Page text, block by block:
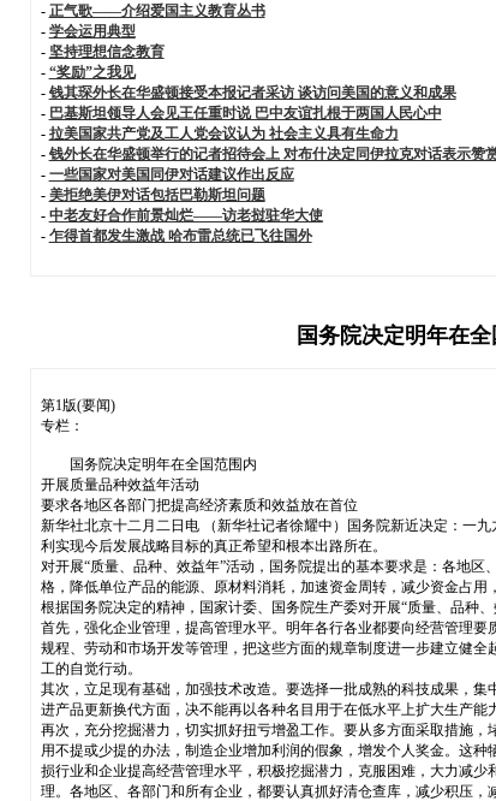
- 正气歌——介绍爱国主义教育丛书
- 学会运用典型
- 坚持理想信念教育
- “奖励”之我见
- 钱其琛外长在华盛顿接受本报记者采访 谈访问美国的意义和成果
- 巴基斯坦领导人会见王任重时说 巴中友谊扎根于两国人民心中
- 拉美国家共产党及工人党会议认为 社会主义具有生命力
- 钱外长在华盛顿举行的记者招待会上 对布什决定同伊拉克对话表示赞
- 一些国家对美国同伊对话建议作出反应
- 美拒绝美伊对话包括巴勒斯坦问题
- 中老友好合作前景灿烂——访老挝驻华大使
- 乍得首都发生激战 哈布雷总统已飞往国外
国务院决定明年在
第1版(要闻)
专栏：
国务院决定明年在全国范围内
开展质量品种效益年活动
要求各地区各部门把提高经济素质和效益放在首位
新华社北京十二月二日电 （新华社记者徐耀中）国务院新近决定：一
利实现今后发展战略目标的真正希望和根本出路所在。
对开展“质量、品种、效益年”活动，国务院提出的基本要求是：各地
格，降低单位产品的能源、原材料消耗，加速资金周转，减少资金占用
根据国务院决定的精神，国家计委、国务院生产委对开展“质量、品种、
首先，强化企业管理，提高管理水平。明年各行各业都要向经营管理
规程、劳动和市场开发等管理，把这些方面的规章制度进一步建立健
工的自觉行动。
其次，立足现有基础，加强技术改造。要选择一批成熟的科技成果，
进产品更新换代方面，决不能再以各种名目用于在低水平上扩大生产能力
再次，充分挖掘潜力，切实抓好扭亏增盈工作。要从多方面采取措施
用不提或少提的办法，制造企业增加利润的假象，增发个人奖金。这
损行业和企业提高经营管理水平，积极挖掘潜力，克服困难，大力减
理。各地区、各部门和所有企业，都要认真抓好清仓查库，减少积压，